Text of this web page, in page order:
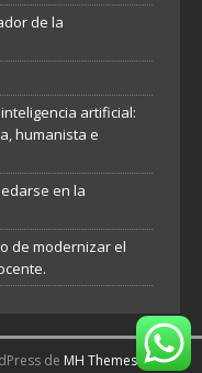
de la
artificial:
humanista e
en la
de modernizar el
de MH Themes